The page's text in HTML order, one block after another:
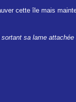
cette île mais
sa lame attachée